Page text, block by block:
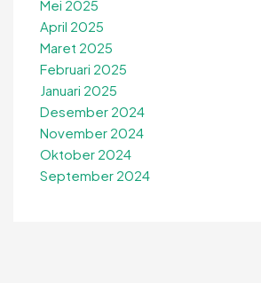
Mei 2025
April 2025
Maret 2025
Februari 2025
Januari 2025
Desember 2024
November 2024
Oktober 2024
September 2024